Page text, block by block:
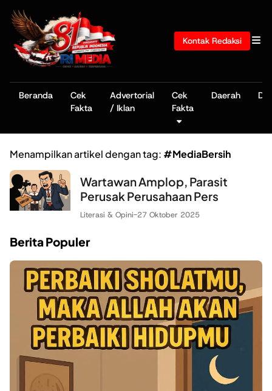
Kontak Redaksi
Beranda
Cek
Fakta
Advertorial
/ Iklan
Cek
Fakta
Daerah
Menampilkan artikel dengan tag: #MediaBersih
Wartawan Amplop, Parasit
Perusak Perusahaan Pers
Literasi & Opini-27 Oktober 2025
Berita Populer